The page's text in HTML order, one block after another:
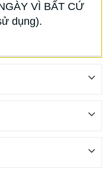
VÌ BẤT CỨ
dụng).